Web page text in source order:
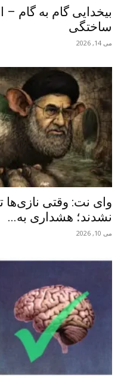
بیخدایی گام به گام –
ساختگی
می 14, 2026
وای نت: وقتی نازی‌ها
نشدند؛ هشداری به...
می 10, 2026